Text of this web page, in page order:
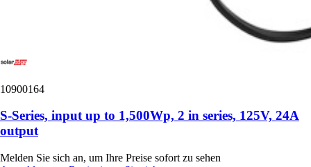
10900164
S-Series, input up to 1,500Wp, 2 in series, 125V, 24A
output
Melden Sie sich an, um Ihre Preise sofort zu sehen